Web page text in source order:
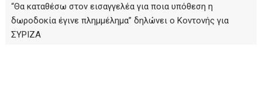
“Θα καταθέσω στον εισαγγελέα για ποια υπόθεση η
δωροδοκία έγινε πλημμέλημα” δηλώνει ο Κοντονής για
ΣΥΡΙΖΑ